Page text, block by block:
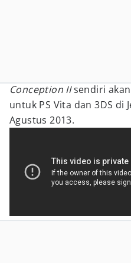
Conception IIsendiri
untuk PS Vita dan 3DS di
Agustus 2013.